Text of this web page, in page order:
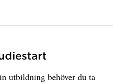
utbildning behöver du ta